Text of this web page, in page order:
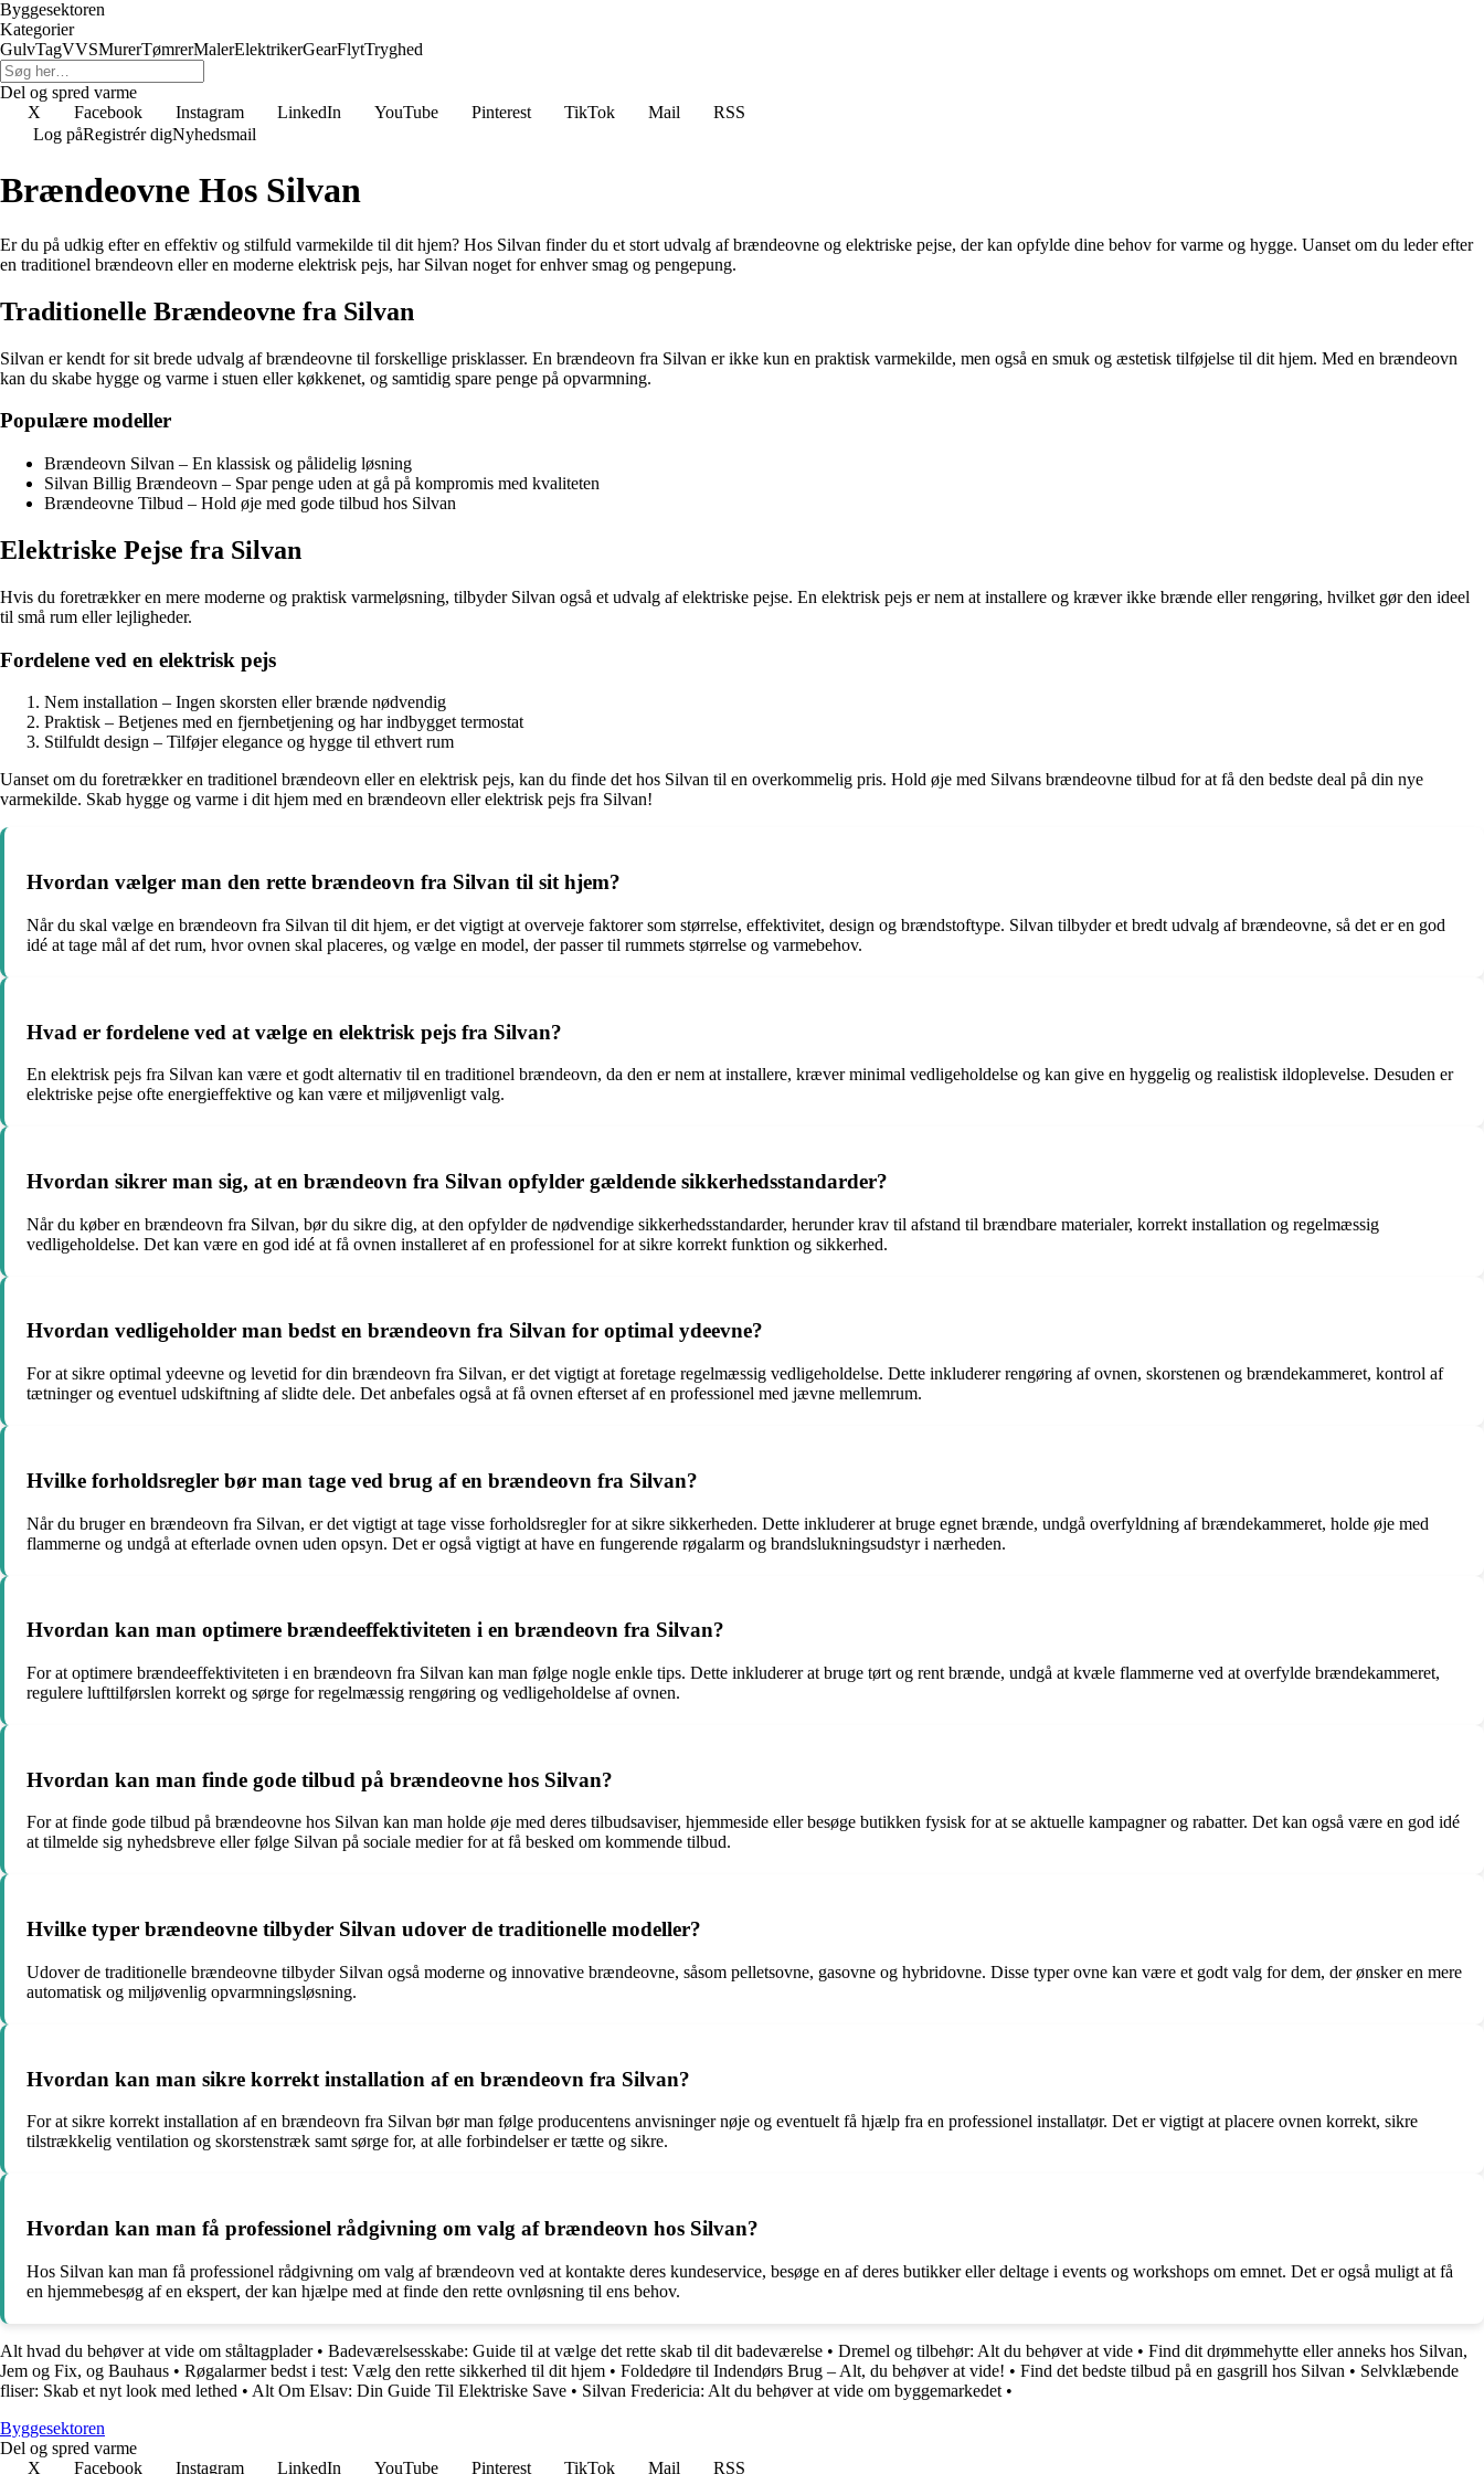
Byggesektoren
Kategorier
GulvTagVVSMurerTømrerMalerElektrikerGearFlytTryghed
Del og spred varme
X
Facebook Instagram LinkedIn YouTube Pinterest TikTok Mail
RSS
Log påRegistrér digNyhedsmail
Brændeovne Hos Silvan
Er du på udkig efter en effektiv og stilfuld varmekilde til dit hjem? Hos Silvan finder du et stort udvalg af brændeovne og elektriske pejse, der kan opfylde dine behov for varme og hygge. Uanset om du leder efter
en traditionel brændeovn eller en moderne elektrisk pejs, har Silvan noget for enhver smag og pengepung.
Traditionelle Brændeovne fra Silvan
Silvan er kendt for sit brede udvalg af brændeovne til forskellige prisklasser. En brændeovn fra Silvan er ikke kun en praktisk varmekilde, men også en smuk og æstetisk tilføjelse til dit hjem. Med en brændeovn
kan du skabe hygge og varme i stuen eller køkkenet, og samtidig spare penge på opvarmning.
Populære modeller
Brændeovn Silvan – En klassisk og pålidelig løsning
Silvan Billig Brændeovn – Spar penge uden at gå på kompromis med kvaliteten
Brændeovne Tilbud – Hold øje med gode tilbud hos Silvan
Elektriske Pejse fra Silvan
Hvis du foretrækker en mere moderne og praktisk varmeløsning, tilbyder Silvan også et udvalg af elektriske pejse. En elektrisk pejs er nem at installere og kræver ikke brænde eller rengøring, hvilket gør den ideel
til små rum eller lejligheder.
Fordelene ved en elektrisk pejs
Nem installation – Ingen skorsten eller brænde nødvendig
Praktisk – Betjenes med en fjernbetjening og har indbygget termostat
Stilfuldt design – Tilføjer elegance og hygge til ethvert rum
Uanset om du foretrækker en traditionel brændeovn eller en elektrisk pejs, kan du finde det hos Silvan til en overkommelig pris. Hold øje med Silvans brændeovne tilbud for at få den bedste deal på din nye
varmekilde. Skab hygge og varme i dit hjem med en brændeovn eller elektrisk pejs fra Silvan!
Hvordan vælger man den rette brændeovn fra Silvan til sit hjem?
Når du skal vælge en brændeovn fra Silvan til dit hjem, er det vigtigt at overveje faktorer som størrelse, effektivitet, design og brændstoftype. Silvan tilbyder et bredt udvalg af brændeovne, så det er en god
idé at tage mål af det rum, hvor ovnen skal placeres, og vælge en model, der passer til rummets størrelse og varmebehov.
Hvad er fordelene ved at vælge en elektrisk pejs fra Silvan?
En elektrisk pejs fra Silvan kan være et godt alternativ til en traditionel brændeovn, da den er nem at installere, kræver minimal vedligeholdelse og kan give en hyggelig og realistisk ildoplevelse. Desuden er
elektriske pejse ofte energieffektive og kan være et miljøvenligt valg.
Hvordan sikrer man sig, at en brændeovn fra Silvan opfylder gældende sikkerhedsstandarder?
Når du køber en brændeovn fra Silvan, bør du sikre dig, at den opfylder de nødvendige sikkerhedsstandarder, herunder krav til afstand til brændbare materialer, korrekt installation og regelmæssig
vedligeholdelse. Det kan være en god idé at få ovnen installeret af en professionel for at sikre korrekt funktion og sikkerhed.
Hvordan vedligeholder man bedst en brændeovn fra Silvan for optimal ydeevne?
For at sikre optimal ydeevne og levetid for din brændeovn fra Silvan, er det vigtigt at foretage regelmæssig vedligeholdelse. Dette inkluderer rengøring af ovnen, skorstenen og brændekammeret, kontrol af
tætninger og eventuel udskiftning af slidte dele. Det anbefales også at få ovnen efterset af en professionel med jævne mellemrum.
Hvilke forholdsregler bør man tage ved brug af en brændeovn fra Silvan?
Når du bruger en brændeovn fra Silvan, er det vigtigt at tage visse forholdsregler for at sikre sikkerheden. Dette inkluderer at bruge egnet brænde, undgå overfyldning af brændekammeret, holde øje med
flammerne og undgå at efterlade ovnen uden opsyn. Det er også vigtigt at have en fungerende røgalarm og brandslukningsudstyr i nærheden.
Hvordan kan man optimere brændeeffektiviteten i en brændeovn fra Silvan?
For at optimere brændeeffektiviteten i en brændeovn fra Silvan kan man følge nogle enkle tips. Dette inkluderer at bruge tørt og rent brænde, undgå at kvæle flammerne ved at overfylde brændekammeret,
regulere lufttilførslen korrekt og sørge for regelmæssig rengøring og vedligeholdelse af ovnen.
Hvordan kan man finde gode tilbud på brændeovne hos Silvan?
For at finde gode tilbud på brændeovne hos Silvan kan man holde øje med deres tilbudsaviser, hjemmeside eller besøge butikken fysisk for at se aktuelle kampagner og rabatter. Det kan også være en god idé
at tilmelde sig nyhedsbreve eller følge Silvan på sociale medier for at få besked om kommende tilbud.
Hvilke typer brændeovne tilbyder Silvan udover de traditionelle modeller?
Udover de traditionelle brændeovne tilbyder Silvan også moderne og innovative brændeovne, såsom pelletsovne, gasovne og hybridovne. Disse typer ovne kan være et godt valg for dem, der ønsker en mere
automatisk og miljøvenlig opvarmningsløsning.
Hvordan kan man sikre korrekt installation af en brændeovn fra Silvan?
For at sikre korrekt installation af en brændeovn fra Silvan bør man følge producentens anvisninger nøje og eventuelt få hjælp fra en professionel installatør. Det er vigtigt at placere ovnen korrekt, sikre
tilstrækkelig ventilation og skorstenstræk samt sørge for, at alle forbindelser er tætte og sikre.
Hvordan kan man få professionel rådgivning om valg af brændeovn hos Silvan?
Hos Silvan kan man få professionel rådgivning om valg af brændeovn ved at kontakte deres kundeservice, besøge en af deres butikker eller deltage i events og workshops om emnet. Det er også muligt at få
en hjemmebesøg af en ekspert, der kan hjælpe med at finde den rette ovnløsning til ens behov.
Alt hvad du behøver at vide om ståltagplader• Badeværelsesskabe: Guide til at vælge det rette skab til dit badeværelse • Dremel og tilbehør: Alt du behøver at vide • Find dit drømmehytte eller anneks hos Silvan,
Jem og Fix, og Bauhaus • Røgalarmer bedst i test: Vælg den rette sikkerhed til dit hjem • Foldedøre til Indendørs Brug – Alt, du behøver at vide! • Find det bedste tilbud på en gasgrill hos Silvan • Selvklæbende
fliser: Skab et nyt look med lethed • Alt Om Elsav: Din Guide Til Elektriske Save • Silvan Fredericia: Alt du behøver at vide om byggemarkedet •
Byggesektoren
Del og spred varme
X
Facebook Instagram LinkedIn YouTube Pinterest TikTok Mail RSS